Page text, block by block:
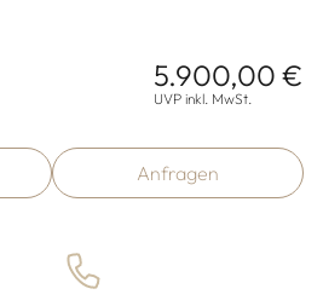
5.900,00 €
UVP inkl. MwSt.
Anfragen